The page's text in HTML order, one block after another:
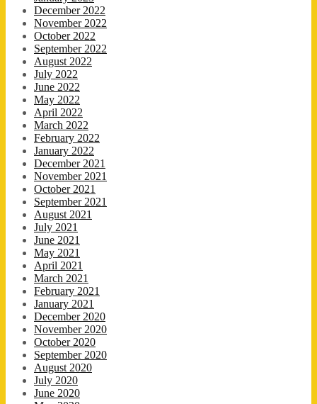
December 2022
November 2022
October 2022
September 2022
August 2022
July 2022
June 2022
May 2022
April 2022
March 2022
February 2022
January 2022
December 2021
November 2021
October 2021
September 2021
August 2021
July 2021
June 2021
May 2021
April 2021
March 2021
February 2021
January 2021
December 2020
November 2020
October 2020
September 2020
August 2020
July 2020
June 2020